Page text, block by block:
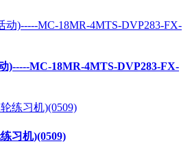
)-----MC-18MR-4MTS-DVP283-FX-
习机)(0509)